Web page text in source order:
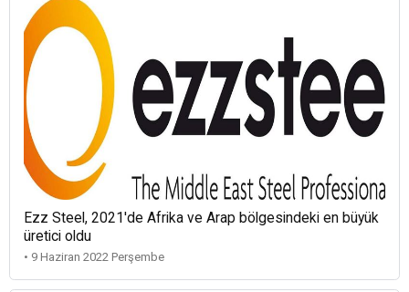
Ezz Steel, 2021'de Afrika ve Arap bölgesindeki en büyük
üretici oldu
• 9 Haziran 2022 Perşembe